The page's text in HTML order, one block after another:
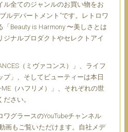
ル全てのジャンルのお買い物をお
ルデパートメント”です。レトロワ
Beauty is Harmony 〜美しさとは
ナルプロダクトやセレクトアイ
（ミヴァコンス）
」、ライフ
プ」、そしてビューティーは本日
ME（ハフリメ）
」、それぞれの世
さい。
グラースのYouTubeチャンネル
画もご覧いただけます。自社メデ